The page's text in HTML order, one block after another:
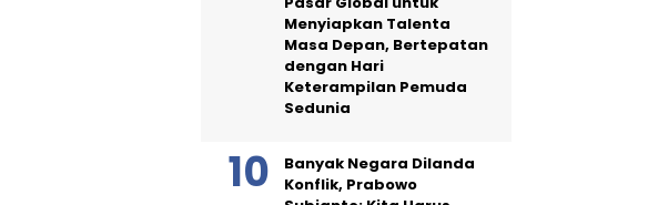
Menyiapkan Talenta
Masa Depan, Bertepatan
dengan Hari
Keterampilan Pemuda
Sedunia
Banyak Negara Dilanda
Konflik, Prabowo